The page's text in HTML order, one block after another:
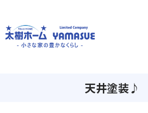
天井塗装♪